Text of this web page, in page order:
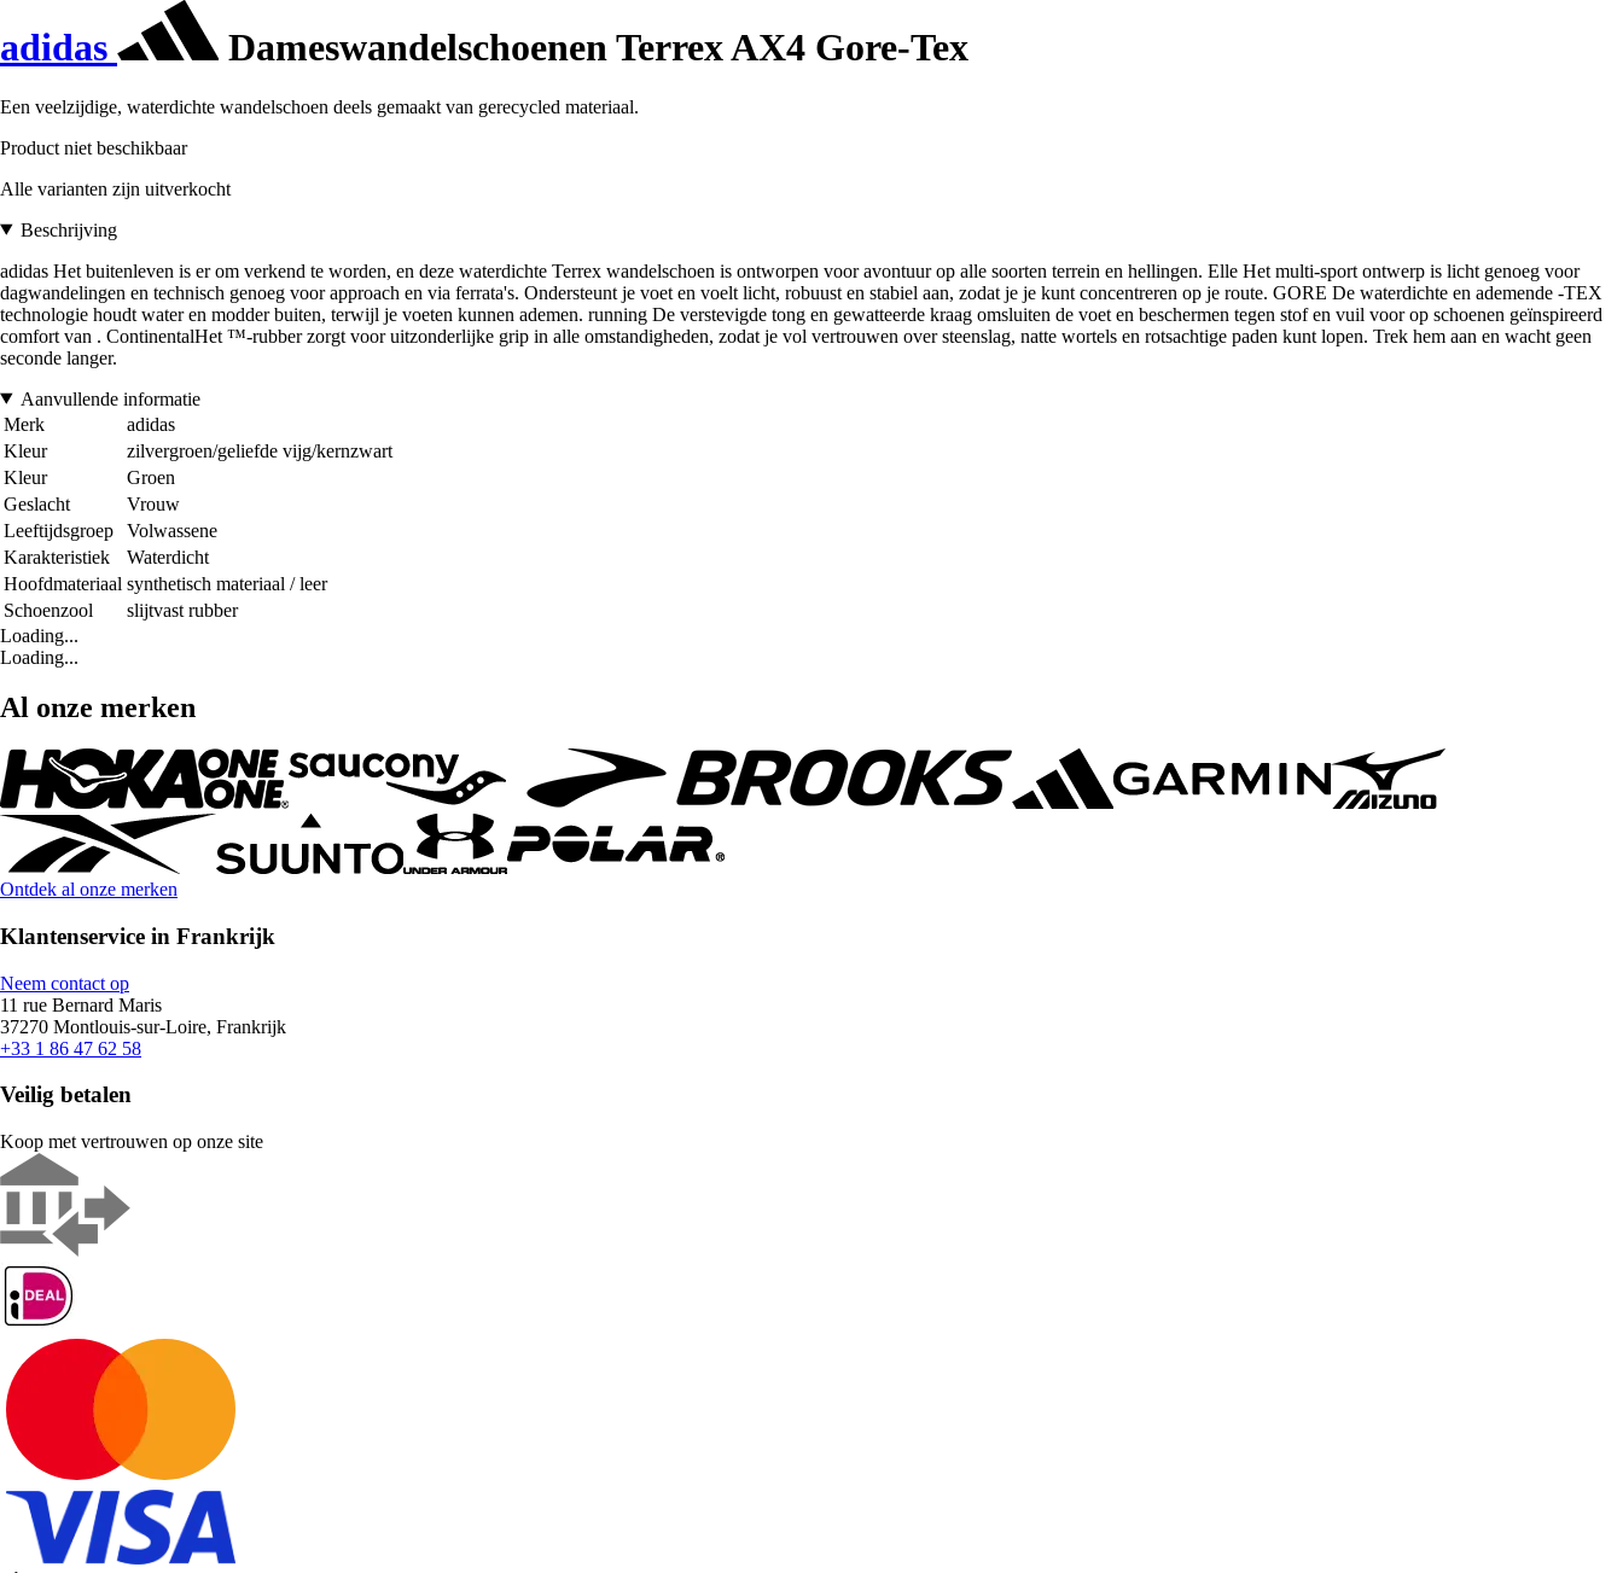
adidas Dameswandelschoenen Terrex AX4 Gore-Tex
Een veelzijdige, waterdichte wandelschoen deels gemaakt van gerecycled materiaal.
Product niet beschikbaar
Alle varianten zijn uitverkocht
Beschrijving
adidas Het buitenleven is er om verkend te worden, en deze waterdichte Terrex wandelschoen is ontworpen voor avontuur op alle soorten terrein en hellingen. Elle Het multi-sport ontwerp is licht genoeg voor
dagwandelingen en technisch genoeg voor approach en via ferrata's. Ondersteunt je voet en voelt licht, robuust en stabiel aan, zodat je je kunt concentreren op je route. GORE De waterdichte en ademende -TEX
technologie houdt water en modder buiten, terwijl je voeten kunnen ademen. running De verstevigde tong en gewatteerde kraag omsluiten de voet en beschermen tegen stof en vuil voor op schoenen geïnspireerd
comfort van . ContinentalHet ™-rubber zorgt voor uitzonderlijke grip in alle omstandigheden, zodat je vol vertrouwen over steenslag, natte wortels en rotsachtige paden kunt lopen. Trek hem aan en wacht geen
seconde langer.
Aanvullende informatie
Merk
adidas
Kleur
zilvergroen/geliefde vijg/kernzwart
Kleur
Groen
Geslacht
Vrouw
Leeftijdsgroep
Volwassene
Karakteristiek
Waterdicht
Hoofdmateriaal synthetisch materiaal / leer
Schoenzool
slijtvast rubber
Loading...
Loading...
Al onze merken
Ontdek al onze merken
Klantenservice in Frankrijk
Neem contact op
11 rue Bernard Maris
37270 Montlouis-sur-Loire, Frankrijk
+33 1 86 47 62 58
Veilig betalen
Koop met vertrouwen op onze site